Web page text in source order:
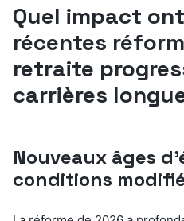
Quel impact
récentes
retraite
carrières
Nouveaux âges
conditions